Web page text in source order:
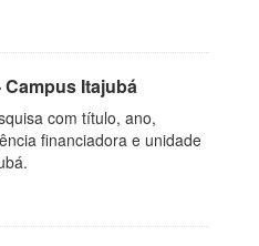
Itajubá
com título, ano,
financiadora e unidade